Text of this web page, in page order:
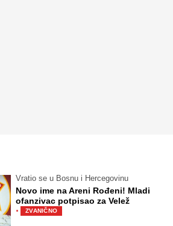
Vratio se u Bosnu i Hercegovinu
Novo ime na Areni Rođeni! Mladi
ofanzivac potpisao za Velež
· ZVANIČNO